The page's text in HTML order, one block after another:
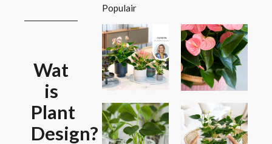
Wat
is
Plant
Design?
Populair